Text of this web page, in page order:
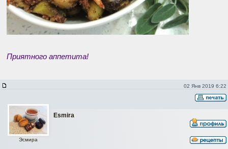
Приятного аппетита!
02 Янв 2019 6:22
Esmira
Эсмира